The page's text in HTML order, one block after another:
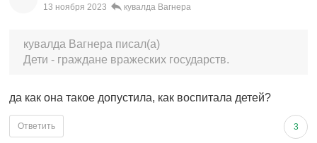
13 ноября 2023 кувалда Вагнера
кувалда Вагнера писал(а)
Дети - граждане вражеских государств.
да как она такое допустила, как воспитала детей?
3
Ответить